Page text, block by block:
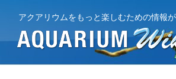
アクアリウムをもっと楽しむための情報